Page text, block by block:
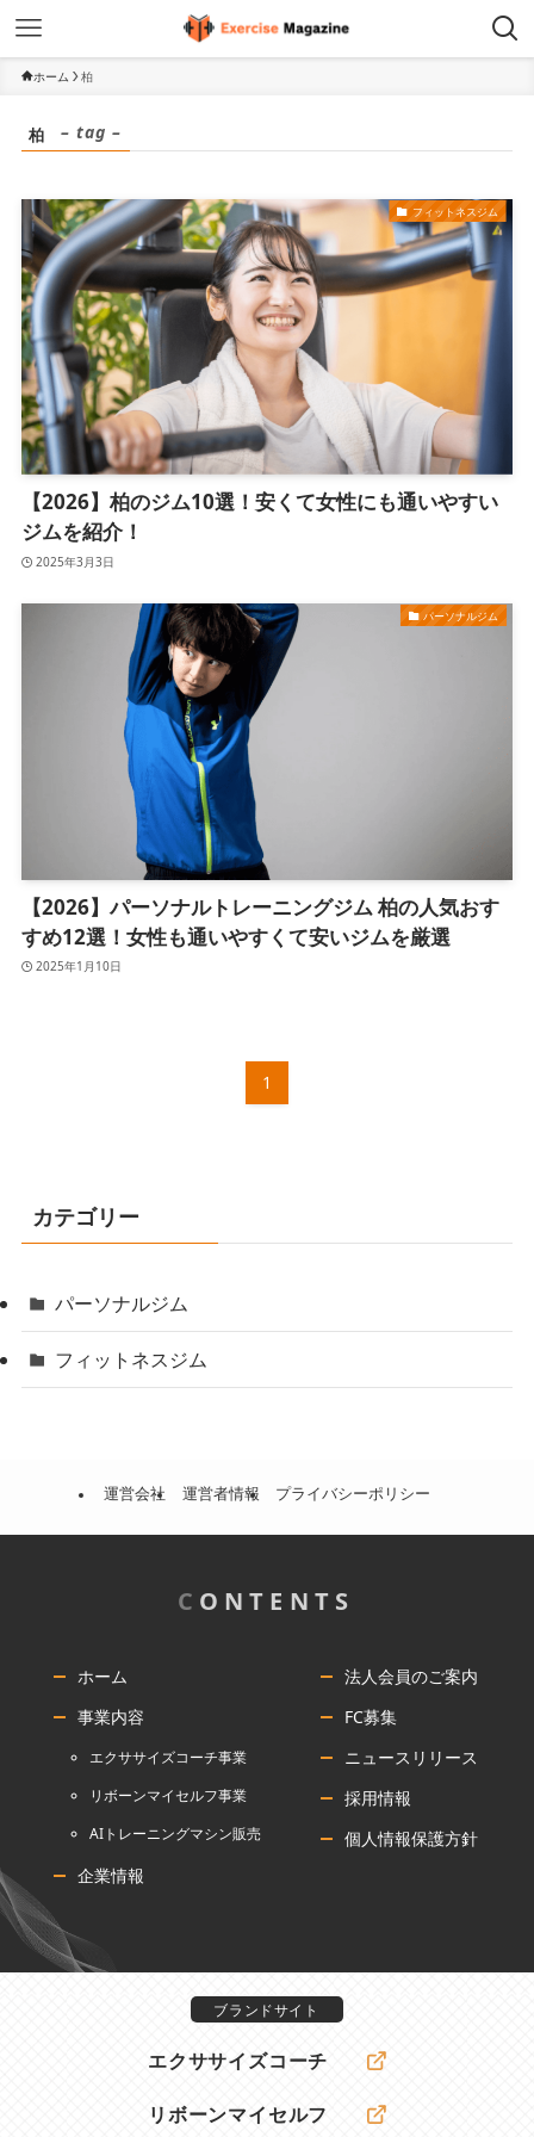
ホーム 柏
柏 – tag –
フィットネスジム
【2026】柏のジム10選！安くて女性にも通いやすい
ジムを紹介！
2025年3月3日
パーソナルジム
【2026】パーソナルトレーニングジム 柏の人気おす
すめ12選！女性も通いやすくて安いジムを厳選
2025年1月10日
1
カテゴリー
パーソナルジム
フィットネスジム
運営会社 運営者情報 プライバシーポリシー
C ONTENTS
ホーム
事業内容
エクササイズコーチ事業
リボーンマイセルフ事業
AIトレーニングマシン販売
企業情報
法人会員のご案内
FC募集
ニュースリリース
採用情報
個人情報保護方針
ブランドサイト
エクササイズコーチ
リボーンマイセルフ